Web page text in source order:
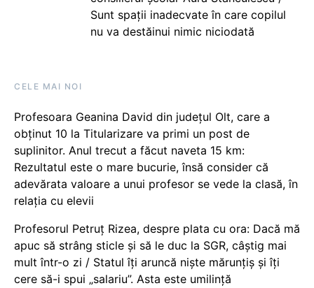
Sunt spații inadecvate în care copilul
nu va destăinui nimic niciodată
CELE MAI NOI
Profesoara Geanina David din județul Olt, care a
obținut 10 la Titularizare va primi un post de
suplinitor. Anul trecut a făcut naveta 15 km:
Rezultatul este o mare bucurie, însă consider că
adevărata valoare a unui profesor se vede la clasă, în
relația cu elevii
Profesorul Petruț Rizea, despre plata cu ora: Dacă mă
apuc să strâng sticle și să le duc la SGR, câștig mai
mult într-o zi / Statul îți aruncă niște mărunțiș și îți
cere să-i spui „salariu”. Asta este umilință